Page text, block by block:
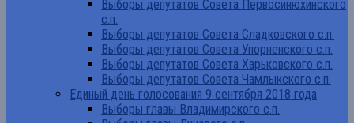
Выборы депутатов Совета Первосинюхинского
с.п.
Выборы депутатов Совета Сладковского с.п.
Выборы депутатов Совета Упорненского с.п.
Выборы депутатов Совета Харьковского с.п.
Выборы депутатов Совета Чамлыкского с.п.
Единый день голосования 9 сентября 2018 года
Выборы главы Владимирского с.п.